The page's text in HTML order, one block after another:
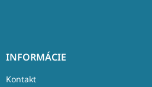
INFORMÁCIE
Kontakt